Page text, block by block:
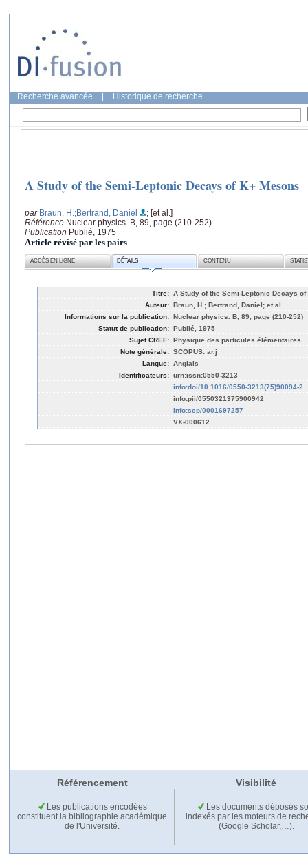
Recherche avancée Historique de recherche
A Study of the Semi-Leptonic Decays of K+ Mesons
par Braun, H. ;Bertrand, Daniel
; [et al.]
Référence Nuclear physics. B, 89, page (210-252)
Publication Publié, 1975
Article révisé par les pairs
ACCÈS EN LIGNE DÉTAILS CONTENU
Titre: A Study of the Semi-Leptonic Decays of
Auteur: Braun, H.; Bertrand, Daniel; et al.
Informations sur la publication: Nuclear physics. B, 89, page (210-252)
Statut de publication: Publié, 1975
Sujet CREF: Physique des particules élémentaires
Note générale: SCOPUS: ar.j
Langue: Anglais
Identificateurs: urn:issn:0550-3213
info:doi/10.1016/0550-3213(75)90094-2
info:pii/0550321375900942
info:scp/0001697257
VX-000612
Référencement Visibilité
Les publications encodées
constituent la bibliographie académique
de l'Université.
Les documents déposés
indexés par les moteurs de
(Google Scholar,…).